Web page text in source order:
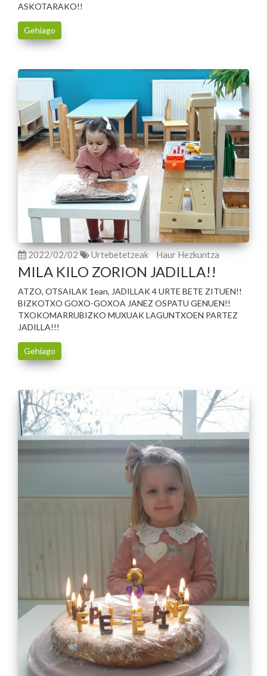
ASKOTARAKO!!
Gehiago
2022/02/02 Urtebetetzeak Haur Hezkuntza
MILA KILO ZORION JADILLA!!
ATZO, OTSAILAK 1ean, JADILLAK 4 URTE BETE ZITUEN!!
BIZKOTXO GOXO-GOXOA JANEZ OSPATU GENUEN!!
TXOKOMARRUBIZKO MUXUAK LAGUNTXOEN PARTEZ
JADILLA!!!
Gehiago